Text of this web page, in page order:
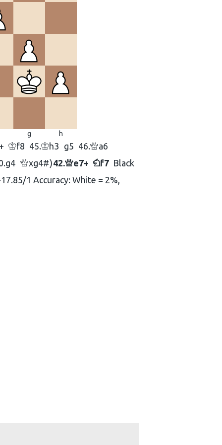
g h
Kf8 45.Kh3 g5 46.Qa6
g4 Qxg4# 42.Qe7+ Nf7 Black
1 Accuracy: White = 2%,